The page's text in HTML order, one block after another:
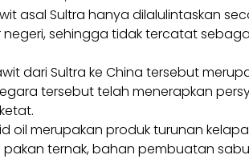
asal Sultra hanya dilalulintaskan
negeri, sehingga tidak tercatat
dari Sultra ke China tersebut
tersebut telah menerapkan
oil merupakan produk turunan
ternak, bahan pembuatan